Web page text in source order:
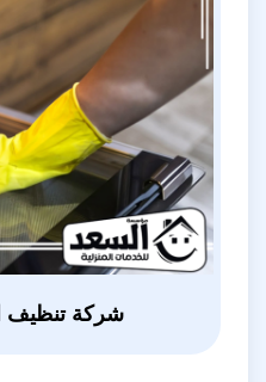
شركة تنظيف